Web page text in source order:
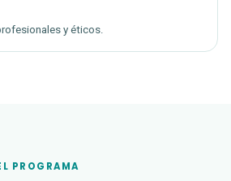
y éticos.
PROGRAMA